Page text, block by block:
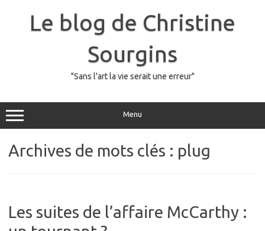
Le blog de Christine
Sourgins
"Sans l'art la vie serait une erreur"
Menu
Archives de mots clés : plug
Les suites de l’affaire McCarthy :